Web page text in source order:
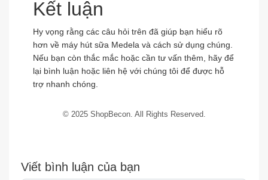
Kết luận
Hy vọng rằng các câu hỏi trên đã giúp bạn hiểu rõ
hơn về máy hút sữa Medela và cách sử dụng chúng.
Nếu bạn còn thắc mắc hoặc cần tư vấn thêm, hãy để
lại bình luận hoặc liên hệ với chúng tôi để được hỗ
trợ nhanh chóng.
© 2025 ShopBecon. All Rights Reserved.
Viết bình luận của bạn